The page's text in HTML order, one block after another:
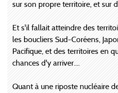
sur son propre territoire, et sur
Et s'il fallait atteindre des
les boucliers Sud-Coréens,
Pacifique, et des territoires en
chances d'y arriver....
Quant à une riposte nucléaire